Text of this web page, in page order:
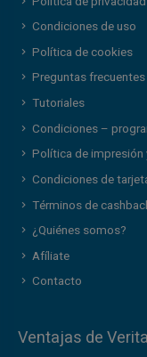
Condiciones de uso
Política de cookies
Preguntas frecuentes
Tutoriales
Condiciones –
Política de impresión
Condiciones de
Términos de
¿Quiénes somos?
Afíliate
Contacto
Ventajas de